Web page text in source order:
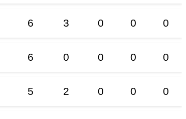
6 3 0 0 0
6 0 0 0 0
5 2 0 0 0